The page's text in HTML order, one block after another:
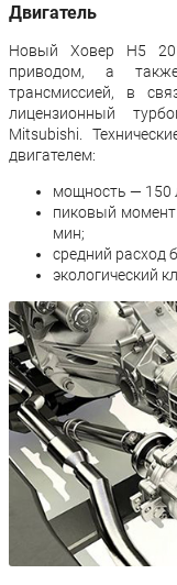
Двигатель
Новый Ховер Н5
приводом, а также
трансмиссией, в
лицензионный
Mitsubishi.
двигателем:
мощность — 150
пиковый
мин;
средний расход
экологический